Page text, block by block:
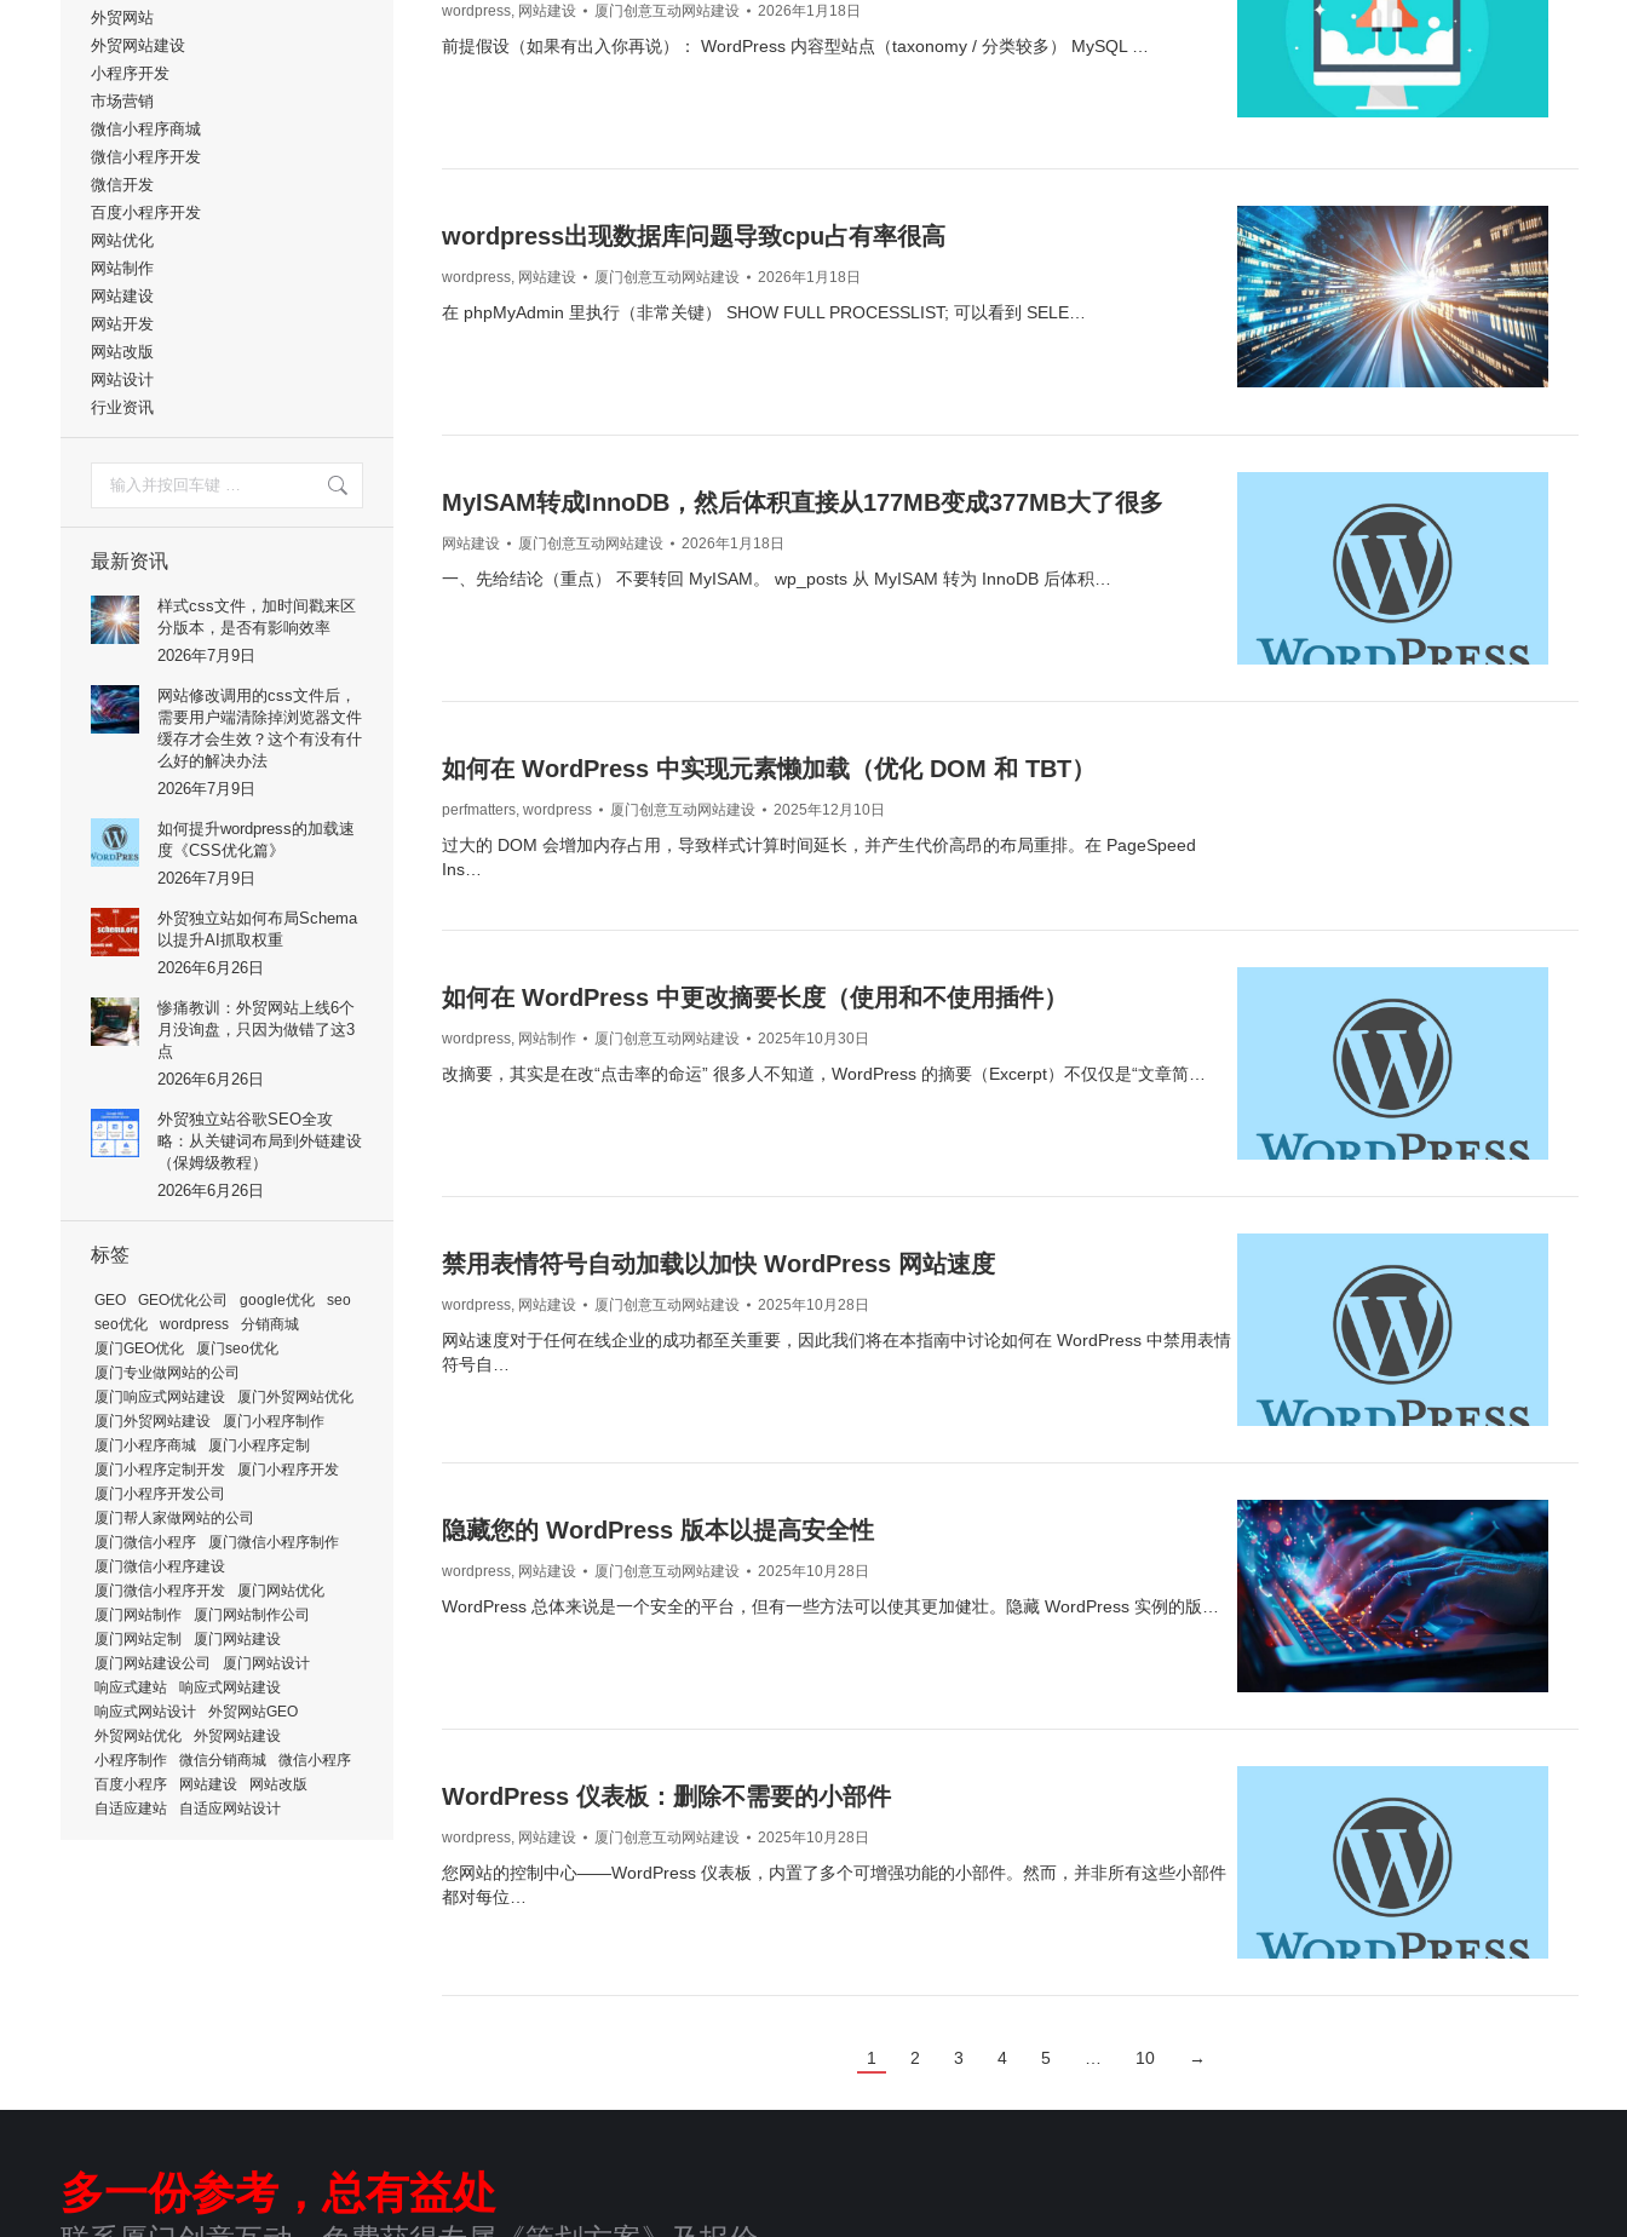
wordpress, 网站建设 厦门创意互动网站建设 2026年1月18日
前提假设（如果有出入你再说）： WordPress 内容型站点（taxonomy / 分类较多） MySQL …
wordpress出现数据库问题导致cpu占有率很高
wordpress, 网站建设 厦门创意互动网站建设 2026年1月18日
在 phpMyAdmin 里执行（非常关键） SHOW FULL PROCESSLIST; 可以看到 SELE…
MyISAM转成InnoDB，然后体积直接从177MB变成377MB大了很多
网站建设 厦门创意互动网站建设 2026年1月18日
一、先给结论（重点） 不要转回 MyISAM。 wp_posts 从 MyISAM 转为 InnoDB 后体积…
如何在 WordPress 中实现元素懒加载（优化 DOM 和 TBT）
perfmatters, wordpress 厦门创意互动网站建设 2025年12月10日
过大的 DOM 会增加内存占用，导致样式计算时间延长，并产生代价高昂的布局重排。在 PageSpeed
Ins…
如何在 WordPress 中更改摘要长度（使用和不使用插件）
wordpress, 网站制作 厦门创意互动网站建设 2025年10月30日
改摘要，其实是在改“点击率的命运” 很多人不知道，WordPress 的摘要（Excerpt）不仅仅是“文章简…
禁用表情符号自动加载以加快 WordPress 网站速度
wordpress, 网站建设 厦门创意互动网站建设 2025年10月28日
网站速度对于任何在线企业的成功都至关重要，因此我们将在本指南中讨论如何在 WordPress 中禁用表情
符号自…
隐藏您的 WordPress 版本以提高安全性
wordpress, 网站建设 厦门创意互动网站建设 2025年10月28日
WordPress 总体来说是一个安全的平台，但有一些方法可以使其更加健壮。隐藏 WordPress 实例的版…
WordPress 仪表板：删除不需要的小部件
wordpress, 网站建设 厦门创意互动网站建设 2025年10月28日
您网站的控制中心——WordPress 仪表板，内置了多个可增强功能的小部件。然而，并非所有这些小部件
都对每位…
1 2 3 4 5 10 →
外贸网站
外贸网站建设
小程序开发
市场营销
微信小程序商城
微信小程序开发
微信开发
百度小程序开发
网站优化
网站制作
网站建设
网站开发
网站改版
网站设计
行业资讯
索：
最新资讯
样式css文件，加时间戳来区
分版本，是否有影响效率
2026年7月9日
网站修改调用的css文件后，
需要用户端清除掉浏览器文件
缓存才会生效？这个有没有什
么好的解决办法
2026年7月9日
如何提升wordpress的加载速
度《CSS优化篇》
2026年7月9日
外贸独立站如何布局Schema
以提升AI抓取权重
2026年6月26日
惨痛教训：外贸网站上线6个
月没询盘，只因为做错了这3
点
2026年6月26日
外贸独立站谷歌SEO全攻
略：从关键词布局到外链建设
（保姆级教程）
2026年6月26日
标签
GEO GEO优化公司 google优化
seo
seo优化
wordpress
分销商城
厦门GEO优化
厦门seo优化
厦门专业做网站的公司
厦门响应式网站建设
厦门外贸网站优化
厦门外贸网站建设
厦门小程序制作
厦门小程序商城
厦门小程序定制
厦门小程序定制开发
厦门小程序开发
厦门小程序开发公司
厦门帮人家做网站的公司
厦门微信小程序
厦门微信小程序制作
厦门微信小程序建设
厦门微信小程序开发
厦门网站优化
厦门网站制作
厦门网站制作公司
厦门网站定制
厦门网站建设
厦门网站建设公司
厦门网站设计
响应式建站
响应式网站建设
响应式网站设计
外贸网站GEO
外贸网站优化
外贸网站建设
小程序制作
微信分销商城
微信小程序
百度小程序
网站建设
网站改版
自适应建站
自适应网站设计
多一份参考，总有益处